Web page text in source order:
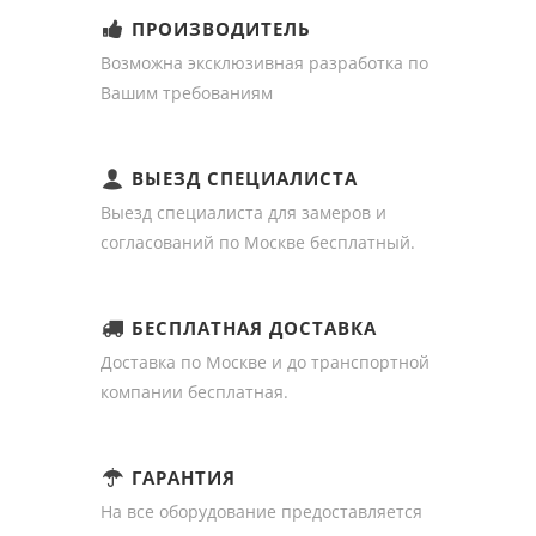
ПРОИЗВОДИТЕЛЬ
Возможна эксклюзивная разработка по
Вашим требованиям
ВЫЕЗД СПЕЦИАЛИСТА
Выезд специалиста для замеров и
согласований по Москве бесплатный.
БЕСПЛАТНАЯ ДОСТАВКА
Доставка по Москве и до транспортной
компании бесплатная.
ГАРАНТИЯ
На все оборудование предоставляется